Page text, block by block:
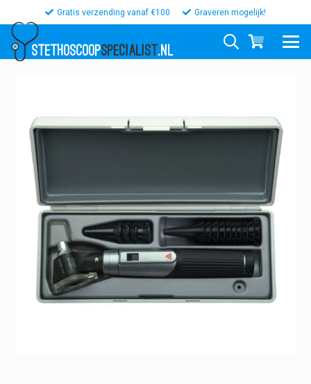
Gratis verzending vanaf €100 Graveren mogelijk!
STETHOSCOOPSPECIALIST.NL